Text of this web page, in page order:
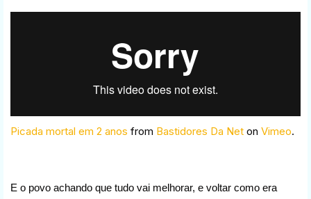
Picada mortal em 2 anos from Bastidores Da Net on Vimeo.
E o povo achando que tudo vai melhorar, e voltar como era